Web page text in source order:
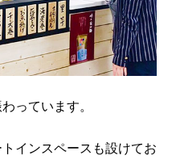
っています。
インスペースも設けてお